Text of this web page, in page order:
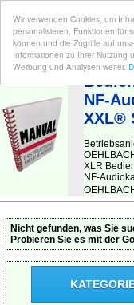
Wir verwenden Cookies, um
personalisieren, Funktionen für
können und die Zugriffe auf
Informationen zu Ihrer Nutzung
Werbung und Analysen weiter.
BEDIENUNGSANLEITUNG|
NF-
XXL®
XLR
NF-
Nicht gefunden, was Sie
Probieren Sie es mit der